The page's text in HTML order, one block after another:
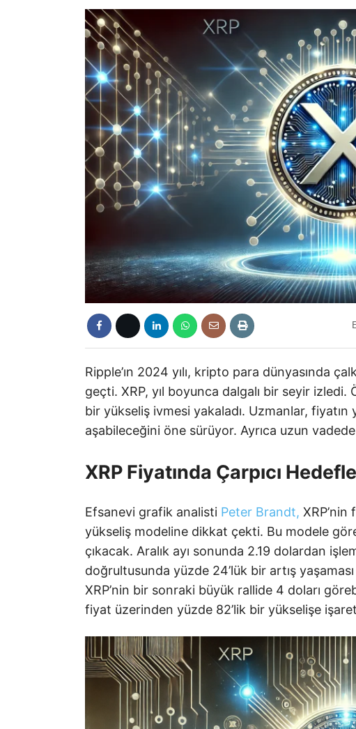
Ripple’ın 2024 yılı, kripto para dünyasında
geçti. XRP, yıl boyunca dalgalı bir seyir
bir yükseliş ivmesi yakaladı. Uzmanlar,
aşabileceğini öne sürüyor. Ayrıca uzun
XRP Fiyatında Çarpıcı
Efsanevi grafik analisti Peter Brandt,
yükseliş modeline dikkat çekti. Bu modele
çıkacak. Aralık ayı sonunda 2.19 dolardan
doğrultusunda yüzde 24’lük bir artış
XRP’nin bir sonraki büyük rallide 4 doları
fiyat üzerinden yüzde 82’lik bir yükselişe